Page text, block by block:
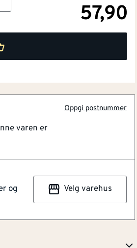
57,90
og
Velg varehus
Oppgi postnummer
varen er